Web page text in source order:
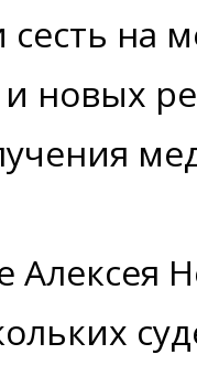
на
новых
Алексея